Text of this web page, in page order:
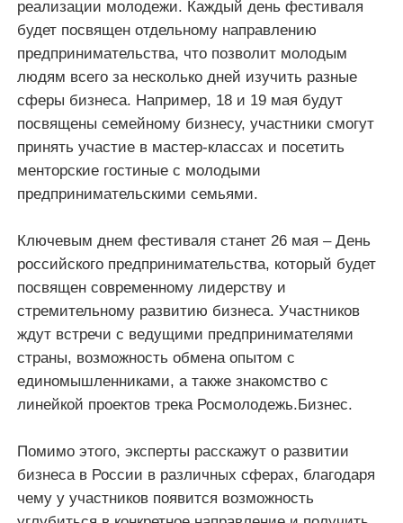
реализации молодежи. Каждый день фестиваля
будет посвящен отдельному направлению
предпринимательства, что позволит молодым
людям всего за несколько дней изучить разные
сферы бизнеса. Например, 18 и 19 мая будут
посвящены семейному бизнесу, участники смогут
принять участие в мастер-классах и посетить
менторские гостиные с молодыми
предпринимательскими семьями.
Ключевым днем фестиваля станет 26 мая – День
российского предпринимательства, который будет
посвящен современному лидерству и
стремительному развитию бизнеса. Участников
ждут встречи с ведущими предпринимателями
страны, возможность обмена опытом с
единомышленниками, а также знакомство с
линейкой проектов трека Росмолодежь.Бизнес.
Помимо этого, эксперты расскажут о развитии
бизнеса в России в различных сферах, благодаря
чему у участников появится возможность